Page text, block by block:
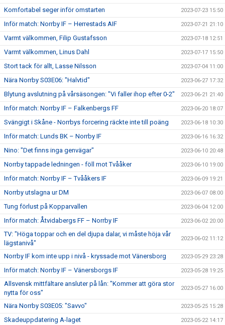
Komfortabel seger inför omstarten 2023-07-23 15:50
Inför match: Norrby IF – Herrestads AIF 2023-07-21 21:10
Varmt välkommen, Filip Gustafsson 2023-07-18 12:51
Varmt välkommen, Linus Dahl 2023-07-17 15:50
Stort tack för allt, Lasse Nilsson 2023-07-04 11:00
Nära Norrby S03E06: "Halvtid" 2023-06-27 17:32
Blytung avslutning på vårsäsongen: "Vi faller ihop efter 0-2" 2023-06-21 21:40
Inför match: Norrby IF – Falkenbergs FF 2023-06-20 18:07
Svängigt i Skåne - Norrbys forcering räckte inte till poäng 2023-06-18 10:30
Inför match: Lunds BK – Norrby IF 2023-06-16 16:32
Nino: "Det finns inga genvägar" 2023-06-10 20:48
Norrby tappade ledningen - föll mot Tvååker 2023-06-10 19:00
Inför match: Norrby IF – Tvååkers IF 2023-06-09 19:21
Norrby utslagna ur DM 2023-06-07 08:00
Tung förlust på Kopparvallen 2023-06-04 12:00
Inför match: Åtvidabergs FF – Norrby IF 2023-06-02 20:00
TV: "Höga toppar och en del djupa dalar, vi måste höja vår
lägstanivå"
2023-06-02 11:12
Norrby IF kom inte upp i nivå - kryssade mot Vänersborg 2023-05-29 23:28
Inför match: Norrby IF – Vänersborgs IF 2023-05-28 19:25
Allsvensk mittfältare ansluter på lån: "Kommer att göra stor
nytta för oss"
2023-05-27 16:00
Nära Norrby S03E05: "Savvo" 2023-05-25 15:28
Skadeuppdatering A-laget 2023-05-22 14:17